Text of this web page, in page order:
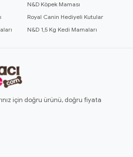
N&D Köpek Maması
Royal Canin Hediyeli Kutular
N&D 1,5 Kg Kedi Mamaları
için doğru ürünü, doğru fiyata